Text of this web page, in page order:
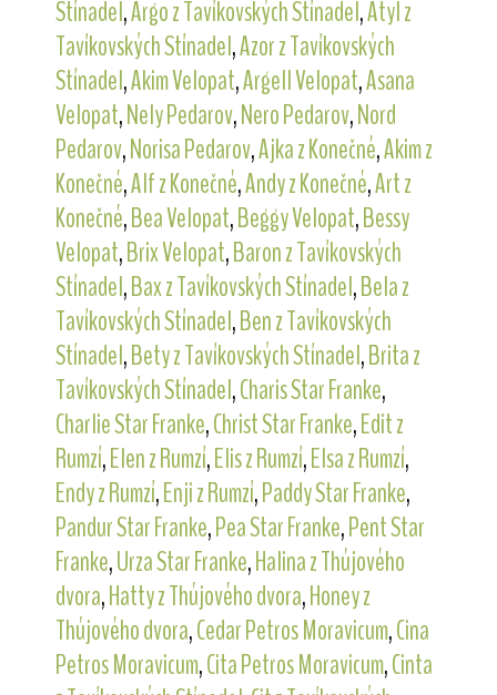
Stínadel,Argo z Tavíkovských Stínadel,Atyl z
Tavíkovských Stínadel,Azor z Tavíkovských
Stínadel,Akim Velopat,Argell Velopat,Asana
Velopat,Nely Pedarov,Nero Pedarov,Nord
Pedarov,Norisa Pedarov,Ajka z Konečné,Akim z
Konečné,Alf z Konečné,Andy z Konečné,Art z
Konečné,Bea Velopat,Beggy Velopat,Bessy
Velopat,Brix Velopat,Baron z Tavíkovských
Stínadel,Bax z Tavíkovských Stínadel,Bela z
Tavíkovských Stínadel,Ben z Tavíkovských
Stínadel,Bety z Tavíkovských Stínadel,Brita z
Tavíkovských Stínadel,Charis Star Franke,
Charlie Star Franke,Christ Star Franke,Edit z
Rumzí,Elen z Rumzí,Elis z Rumzí,Elsa z Rumzí,
Endy z Rumzí,Enji z Rumzí,Paddy Star Franke,
Pandur Star Franke,Pea Star Franke,Pent Star
Franke,Urza Star Franke,Halina z Thújového
dvora,Hatty z Thújového dvora,Honey z
Thújového dvora,Cedar Petros Moravicum,Cina
Petros Moravicum,Cita Petros Moravicum,Cinta